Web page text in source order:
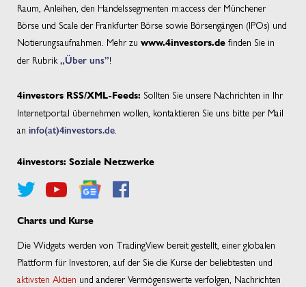
Raum, Anleihen, den Handelssegmenten m:access der Münchener
Börse und Scale der Frankfurter Börse sowie Börsengängen (IPOs) und
Notierungsaufnahmen. Mehr zu www.4investors.de finden Sie in
der Rubrik„Über uns”!
4investors RSS/XML-Feeds: Sollten Sie unsere Nachrichten in Ihr
Internetportal übernehmen wollen, kontaktieren Sie uns bitte per Mail
an info(at)4investors.de.
4investors: Soziale Netzwerke
Charts und Kurse
Die Widgets werden von TradingView bereit gestellt, einer globalen
Plattform für Investoren, auf der Sie die Kurse der beliebtesten und
aktivsten Aktien und anderer Vermögenswerte verfolgen, Nachrichten